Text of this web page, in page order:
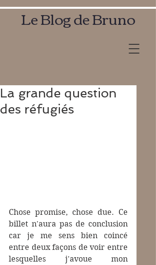
Le Blog de Bruno
La grande question
des réfugiés
Chose promise, chose due. Ce
billet n'aura pas de conclusion
car je me sens bien coincé
entre deux façons de voir entre
lesquelles j'avoue mon